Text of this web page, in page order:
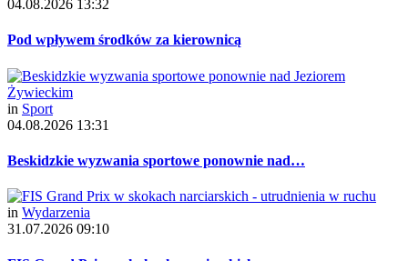
04.08.2026 13:32
Pod wpływem środków za kierownicą
in Sport
04.08.2026 13:31
Beskidzkie wyzwania sportowe ponownie nad…
in Wydarzenia
31.07.2026 09:10